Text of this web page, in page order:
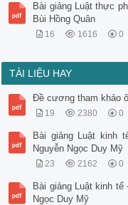
Bài giảng Luật thực
Bùi Hồng Quân
16 1616 0
TÀI LIỆU HAY
Đề cương tham khảo
19 2380 0
Bài giảng Luật kinh
Nguyễn Ngọc Duy Mỹ
23 2162 0
Bài giảng Luật kinh
Ngọc Duy Mỹ